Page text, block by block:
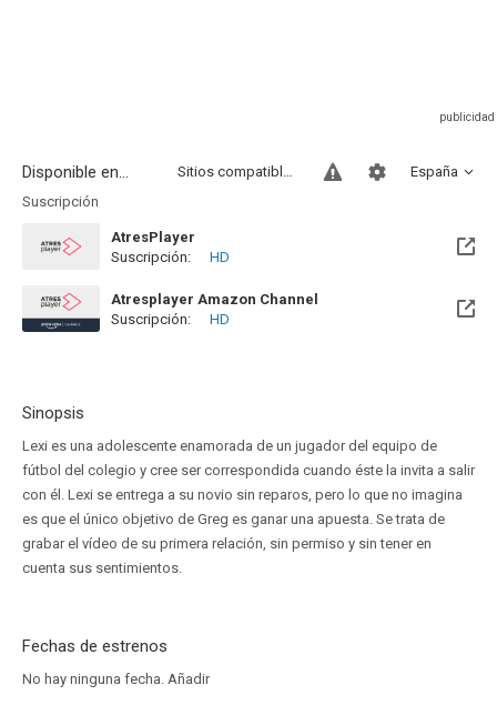
Disponible en... España
Sitios compatibles
Suscripción
AtresPlayer
Suscripción:
HD
Atresplayer Amazon Channel
Suscripción:
HD
Sinopsis
Lexi es una adolescente enamorada de un jugador del equipo de
fútbol del colegio y cree ser correspondida cuando éste la invita a salir
con él. Lexi se entrega a su novio sin reparos, pero lo que no imagina
es que el único objetivo de Greg es ganar una apuesta. Se trata de
grabar el vídeo de su primera relación, sin permiso y sin tener en
cuenta sus sentimientos.
Fechas de estrenos
No hay ninguna fecha. Añadir